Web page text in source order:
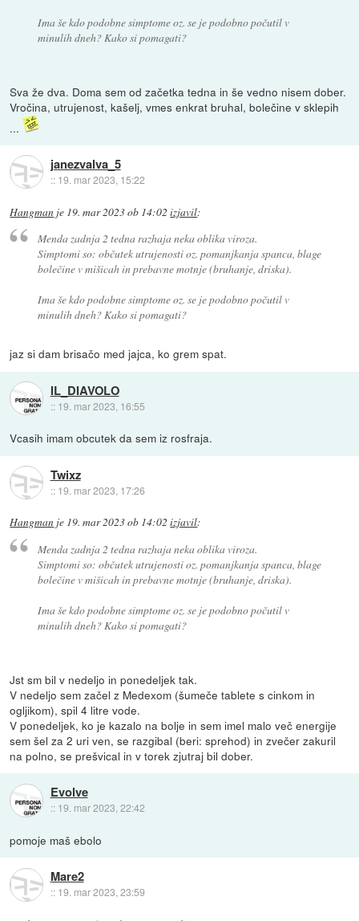
Ima še kdo podobne simptome oz. se je podobno počutil v
minulih dneh? Kako si pomagati?
Sva že dva. Doma sem od začetka tedna in še vedno nisem dober.
Vročina, utrujenost, kašelj, vmes enkrat bruhal, bolečine v sklepih
...
janezvalva_5
:: 19. mar 2023, 15:22
Hangman je 19. mar 2023 ob 14:02 izjavil:
Menda zadnja 2 tedna razhaja neka oblika viroza.
Simptomi so: občutek utrujenosti oz. pomanjkanja spanca, blage
bolečine v mišicah in prebavne motnje (bruhanje, driska).
Ima še kdo podobne simptome oz. se je podobno počutil v
minulih dneh? Kako si pomagati?
jaz si dam brisačo med jajca, ko grem spat.
IL_DIAVOLO
:: 19. mar 2023, 16:55
Vcasih imam obcutek da sem iz rosfraja.
Twixz
:: 19. mar 2023, 17:26
Hangman je 19. mar 2023 ob 14:02 izjavil:
Menda zadnja 2 tedna razhaja neka oblika viroza.
Simptomi so: občutek utrujenosti oz. pomanjkanja spanca, blage
bolečine v mišicah in prebavne motnje (bruhanje, driska).
Ima še kdo podobne simptome oz. se je podobno počutil v
minulih dneh? Kako si pomagati?
Jst sm bil v nedeljo in ponedeljek tak.
V nedeljo sem začel z Medexom (šumeče tablete s cinkom in
ogljikom), spil 4 litre vode.
V ponedeljek, ko je kazalo na bolje in sem imel malo več energije
sem šel za 2 uri ven, se razgibal (beri: sprehod) in zvečer zakuril
na polno, se prešvical in v torek zjutraj bil dober.
Evolve
:: 19. mar 2023, 22:42
pomoje maš ebolo
Mare2
:: 19. mar 2023, 23:59